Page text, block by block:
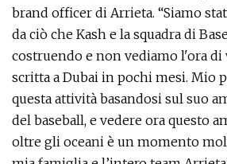
brand officer di Arrieta. “Siamo
da ciò che Kash e la squadra di
costruendo e non vediamo l'ora di
scritta a Dubai in pochi mesi. Mio
questa attività basandosi sul suo
del baseball, e vedere ora questo
oltre gli oceani è un momento